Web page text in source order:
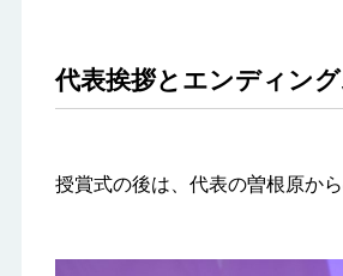
代表挨拶とエンディン
授賞式の後は、代表の曽根原から